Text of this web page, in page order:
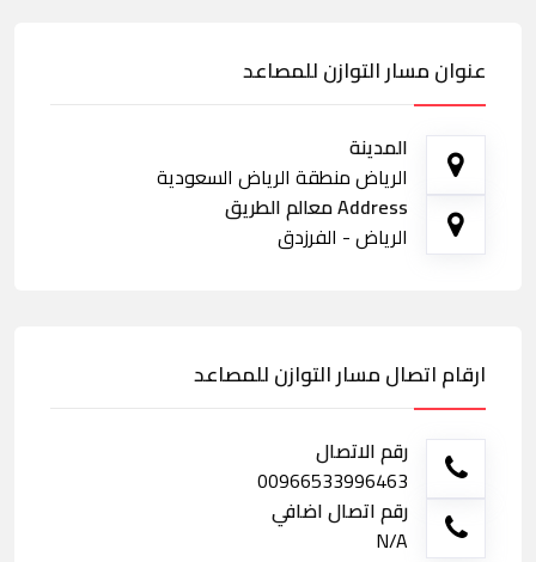
عنوان مسار التوازن للمصاعد
المدينة
الرياض منطقة الرياض السعودية
Address معالم الطريق
الرياض - الفرزدق
ارقام اتصال مسار التوازن للمصاعد
رقم الاتصال
00966533996463
رقم اتصال اضافي
N/A